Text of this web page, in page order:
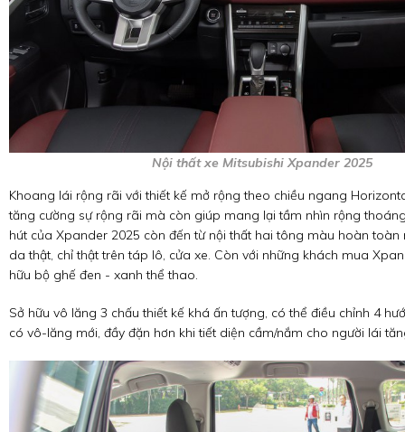
Nội thất xe Mitsubishi Xpander 2025
Khoang lái rộng rãi với thiết kế mở rộng theo chiều ngang
tăng cường sự rộng rãi mà còn giúp mang lại tầm nhìn rộng
hút của Xpander 2025 còn đến từ nội thất hai tông màu hoàn toàn
da thật, chỉ thật trên táp lô, cửa xe. Còn với những khách mua
hữu bộ ghế đen - xanh thể thao.
Sở hữu vô lăng 3 chấu thiết kế khá ấn tượng, có thể điều chỉnh 4
có vô-lăng mới, đầy đặn hơn khi tiết diện cầm/nắm cho người lái